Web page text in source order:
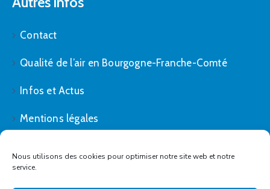
Nous utilisons des cookies pour optimiser notre site web et notre
service.
Contact
Qualité de l’air en Bourgogne-Franche-Comté
Infos et Actus
Mentions légales